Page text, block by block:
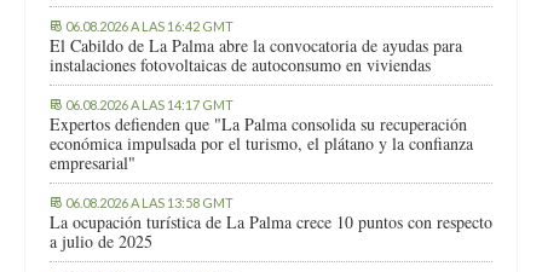
06.08.2026 A LAS 16:42 GMT
El Cabildo de La Palma abre la convocatoria de ayudas para
instalaciones fotovoltaicas de autoconsumo en viviendas
06.08.2026 A LAS 14:17 GMT
Expertos defienden que "La Palma consolida su recuperación
económica impulsada por el turismo, el plátano y la confianza
empresarial"
06.08.2026 A LAS 13:58 GMT
La ocupación turística de La Palma crece 10 puntos con respecto
a julio de 2025